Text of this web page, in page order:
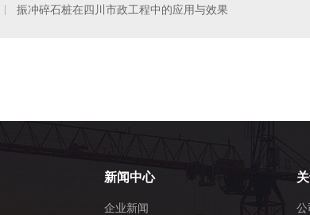
振冲碎石桩在四川市政工程中的应用与效果
新闻中心
企业新闻
公